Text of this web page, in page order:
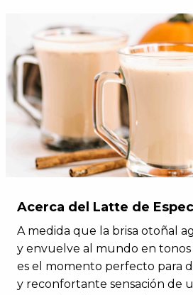
Acerca del Latte de
A medida que la brisa otoñal
y envuelve al mundo en tonos
es el momento perfecto para
y reconfortante sensación de